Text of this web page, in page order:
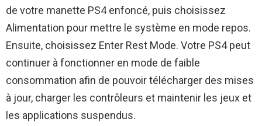
de votre manette PS4 enfoncé, puis choisissez
Alimentation pour mettre le système en mode repos.
Ensuite, choisissez Enter Rest Mode. Votre PS4 peut
continuer à fonctionner en mode de faible
consommation afin de pouvoir télécharger des mises
à jour, charger les contrôleurs et maintenir les jeux et
les applications suspendus.